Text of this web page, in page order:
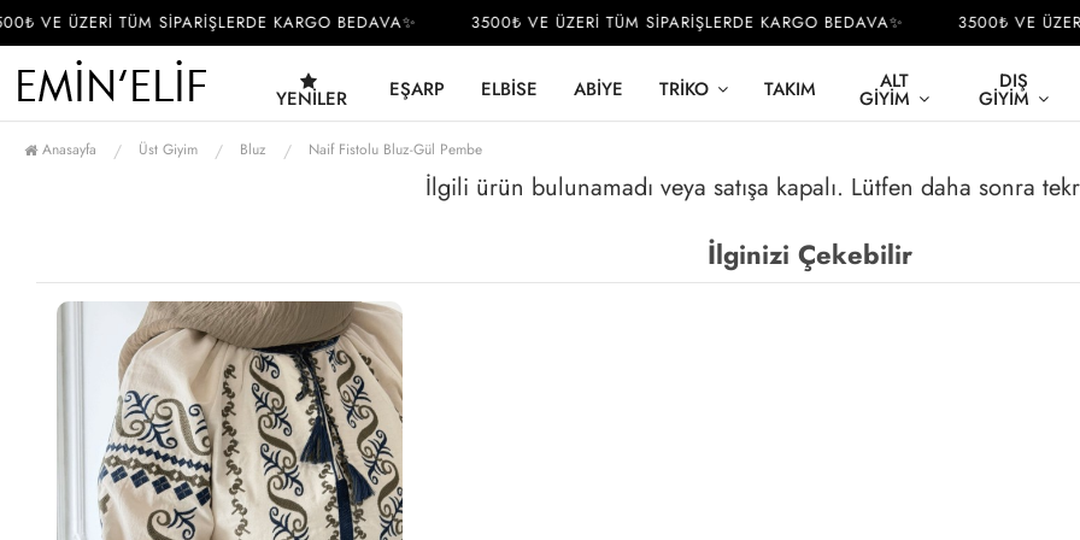
VE ÜZERİ TÜM SİPARİŞLERDE KARGO BEDAVA✨ 3500₺ VE ÜZERİ TÜM SİPARİŞLERDE KARGO BEDAVA✨ 3500₺ VE
YENILER EŞARP ELBISE ABIYE TRIKO TAKIM ALT
GIYIM
DIŞ
GIYIM
Anasayfa Üst Giyim Bluz Naif Fistolu Bluz-Gül Pembe
İlgili ürün bulunamadı veya satışa kapalı. Lütfen daha sonra
İlginizi Çekebilir